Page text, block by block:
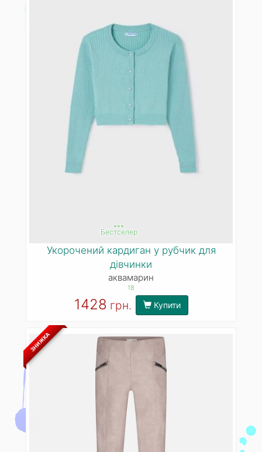
***
Бестселер
Укорочений кардиган у рубчик для
дівчинки
аквамарин
18
1428 грн. Купити
ЗНИЖКА